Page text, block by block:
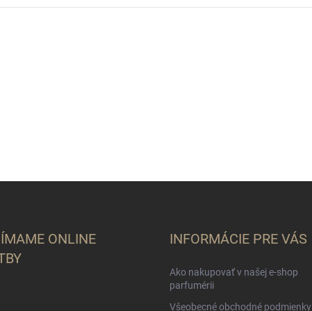
ONLINE
INFORMÁCIE PRE VÁS
Ako nakupovať v našej e-shop
parfumérii
Všeobecné obchodné podmienky